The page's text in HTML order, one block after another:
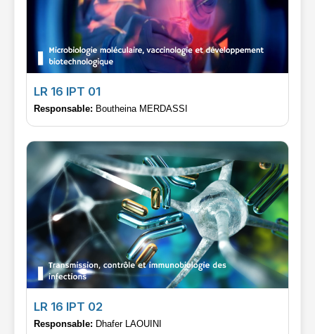
LR 16 IPT 01
Responsable: Boutheina MERDASSI
LR 16 IPT 02
Responsable: Dhafer LAOUINI